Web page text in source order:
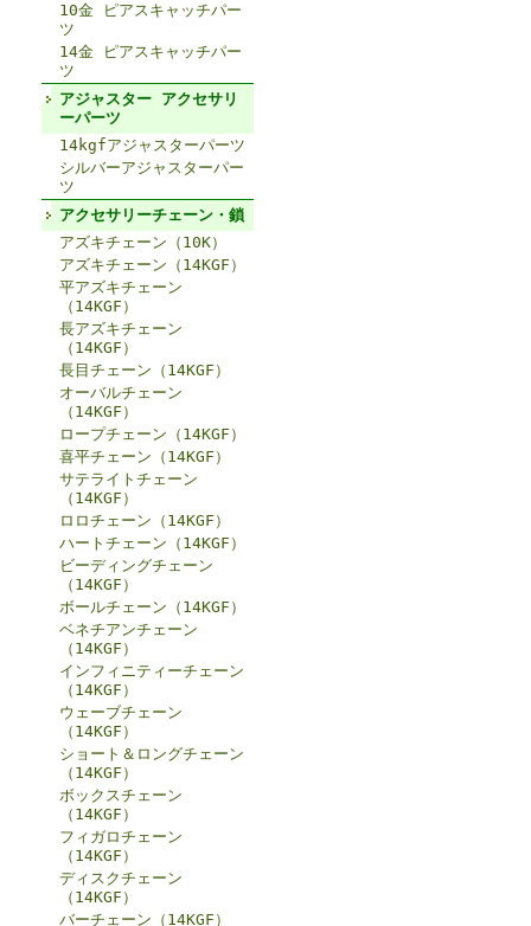
10金 ピアスキャッチパー
ツ
14金 ピアスキャッチパー
ツ
アジャスター アクセサリ
ーパーツ
14kgfアジャスターパーツ
シルバーアジャスターパー
ツ
アクセサリーチェーン・鎖
アズキチェーン（10K）
アズキチェーン（14KGF）
平アズキチェーン
（14KGF）
長アズキチェーン
（14KGF）
長目チェーン（14KGF）
オーバルチェーン
（14KGF）
ロープチェーン（14KGF）
喜平チェーン（14KGF）
サテライトチェーン
（14KGF）
ロロチェーン（14KGF）
ハートチェーン（14KGF）
ビーディングチェーン
（14KGF）
ボールチェーン（14KGF）
ベネチアンチェーン
（14KGF）
インフィニティーチェーン
（14KGF）
ウェーブチェーン
（14KGF）
ショート＆ロングチェーン
（14KGF）
ボックスチェーン
（14KGF）
フィガロチェーン
（14KGF）
ディスクチェーン
（14KGF）
バーチェーン（14KGF）